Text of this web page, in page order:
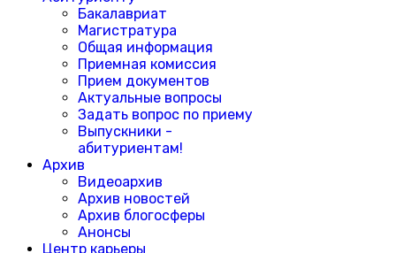
Бакалавриат
Магистратура
Общая информация
Приемная комиссия
Прием документов
Актуальные вопросы
Задать вопрос по приему
Выпускники -
абитуриентам!
Архив
Видеоархив
Архив новостей
Архив блогосферы
Анонсы
Центр карьеры